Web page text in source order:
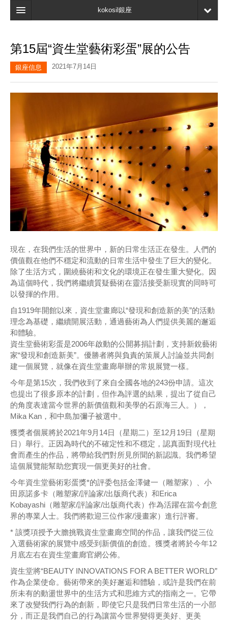
kokosil銀座
搜索
最新信息
口碑
書簽
第15屆“資生堂藝術彩蛋”展的公告
銀座信息 2021年7月14日
現在，在我們生活的世界中，新的日常生活正在發生。人們的
價值觀在他們不穩定和流動的日常生活中發生了巨大的變化。
除了生活方式，圍繞藝術和文化的環境正在發生重大變化。因
為這個時代，我們將繼續質疑藝術在靈活接受新現實的同時可
以發揮的作用。
自1919年開館以來，資生堂畫廊以“發現和創造新的美”的活動
理念為基礎，繼續開展活動，通過藝術為人們提供美麗的邂逅
和體驗。
資生堂藝術彩蛋是2006年啟動的公開募捐計劃，支持新銳藝術
家“發現和創造新美”。優勝者將與負責的策展人討論並共同創
建一個展覽，就像在資生堂畫廊舉辦的常規展覽一樣。
今年是第15次，我們收到了來自全國各地的243份申請。這次
也提出了很多原本的計劃，但作為評選的結果，提出了從自己
的角度表達當今世界的新價值觀和美學的石原海三人。），
Mika Kan，和中島加彌子被選中。
獲獎者個展將於2021年9月14日（星期二）至12月19日（星期
日）舉行。正因為時代的不確定性和不穩定，認真面對現代社
會而產生的作品，將帶給我們對所見所聞的新認識。我們希望
這個展覽能幫助您實現一個更美好的社會。
今年資生堂藝術彩蛋獎*的評委包括金澤健一（雕塑家）、小
田原諾多卡（雕塑家/評論家/出版商代表）和Erica
Kobayashi（雕塑家/評論家/出版商代表）作為活躍在當今創意
界的專業人士。我們將歡迎三位作家/漫畫家）進行評審。
* 該獎項授予大膽挑戰資生堂畫廊空間的作品，讓我們從三位
入選藝術家的展覽中感受到新價值的創造。獲獎者將於今年12
月底左右在資生堂畫廊官網公佈。
資生堂將“BEAUTY INNOVATIONS FOR A BETTER WORLD”
作為企業使命。藝術帶來的美好邂逅和體驗，或許是我們在前
所未有的動盪世界中的生活方式和思維方式的指南之一。它帶
來了改變我們行為的創新，即使它只是我們日常生活的一小部
分，而正是我們自己的行為讓當今世界變得更美好、更美